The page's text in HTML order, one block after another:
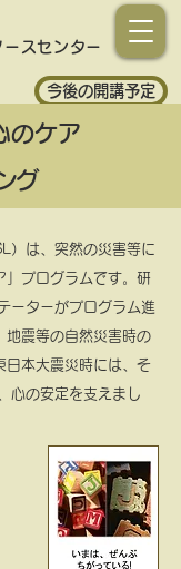
ースセンター
今後の開講予定
のケア
グ
）は、突然の災害等に
」プログラムです。研
ーターがプログラム進
地震等の自然災害時の
日本大震災時には、そ
心の安定を支えまし